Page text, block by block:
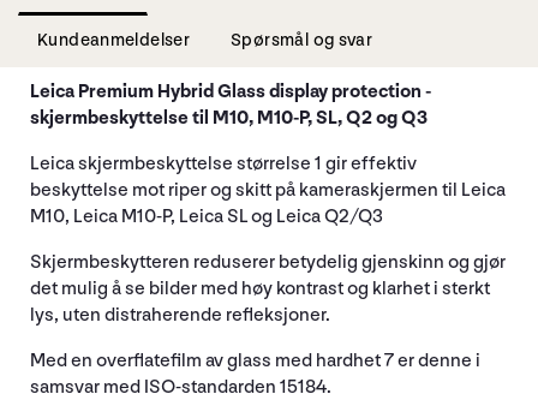
Kundeanmeldelser Spørsmål og svar
Leica Premium Hybrid Glass display protection -
skjermbeskyttelse til M10, M10-P, SL, Q2 og Q3
Leica skjermbeskyttelse størrelse 1 gir effektiv
beskyttelse mot riper og skitt på kameraskjermen til Leica
M10, Leica M10-P, Leica SL og Leica Q2/Q3
Skjermbeskytteren reduserer betydelig gjenskinn og gjør
det mulig å se bilder med høy kontrast og klarhet i sterkt
lys, uten distraherende refleksjoner.
Med en overflatefilm av glass med hardhet 7 er denne i
samsvar med ISO-standarden 15184.